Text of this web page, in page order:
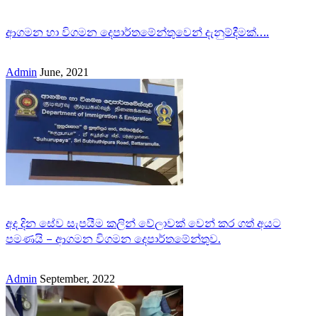
ආගමන හා විගමන දෙපාර්තමේන්තුවෙන් දැනුම්දීමක්….
Admin June, 2021
අද දින සේව සැපයීම කලින් වේලාවක් වෙන් කර ගත් අයට
පමණයි – ආගමන විගමන දෙපාර්තමේන්තුව.
Admin September, 2022